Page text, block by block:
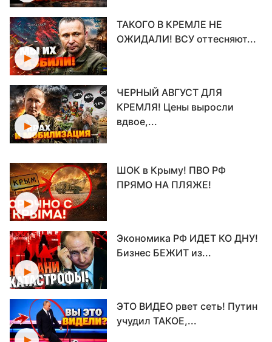
ТАКОГО В КРЕМЛЕ НЕ
ОЖИДАЛИ! ВСУ оттесняют...
ЧЕРНЫЙ АВГУСТ ДЛЯ
КРЕМЛЯ! Цены выросли
вдвое,...
ШОК в Крыму! ПВО РФ
ПРЯМО НА ПЛЯЖЕ!
Экономика РФ ИДЕТ КО ДНУ!
Бизнес БЕЖИТ из...
ЭТО ВИДЕО рвет сеть! Путин
учудил ТАКОЕ,...